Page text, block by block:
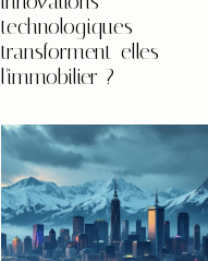
technologiques
transforment-elles
l'immobilier ?